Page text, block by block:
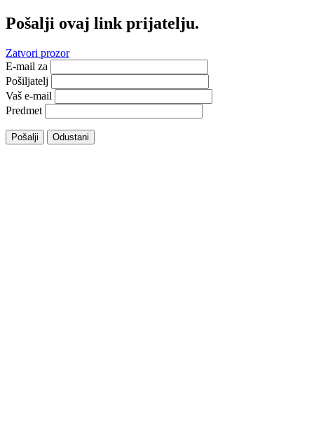
Pošalji ovaj link prijatelju.
Zatvori prozor
E-mail za
Pošiljatelj
Vaš e-mail
Predmet
Pošalji Odustani